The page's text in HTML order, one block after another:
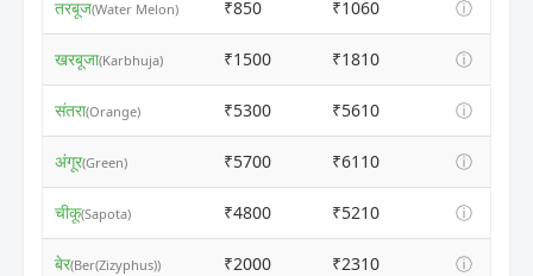
तरबूज(Water Melon) ₹850 ₹1060 ⓘ
खरबूजा(Karbhuja) ₹1500 ₹1810 ⓘ
संतरा(Orange) ₹5300 ₹5610 ⓘ
अंगूर(Green) ₹5700 ₹6110 ⓘ
चीकू(Sapota) ₹4800 ₹5210 ⓘ
बेर(Ber(Zizyphus)) ₹2000 ₹2310 ⓘ